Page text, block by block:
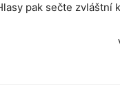
pak sečte zvláštní